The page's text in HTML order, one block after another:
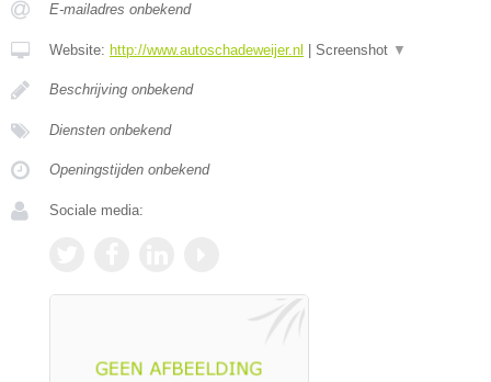
E-mailadres onbekend
Website: http://www.autoschadeweijer.nl Screenshot ▼
Beschrijving onbekend
Diensten onbekend
Openingstijden onbekend
Sociale media: